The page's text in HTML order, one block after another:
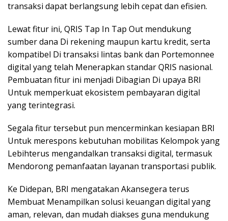
transaksi dapat berlangsung lebih cepat dan efisien.
Lewat fitur ini, QRIS Tap In Tap Out mendukung
sumber dana Di rekening maupun kartu kredit, serta
kompatibel Di transaksi lintas bank dan Portemonnee
digital yang telah Menerapkan standar QRIS nasional.
Pembuatan fitur ini menjadi Dibagian Di upaya BRI
Untuk memperkuat ekosistem pembayaran digital
yang terintegrasi.
Segala fitur tersebut pun mencerminkan kesiapan BRI
Untuk merespons kebutuhan mobilitas Kelompok yang
Lebihterus mengandalkan transaksi digital, termasuk
Mendorong pemanfaatan layanan transportasi publik.
Ke Didepan, BRI mengatakan Akansegera terus
Membuat Menampilkan solusi keuangan digital yang
aman, relevan, dan mudah diakses guna mendukung